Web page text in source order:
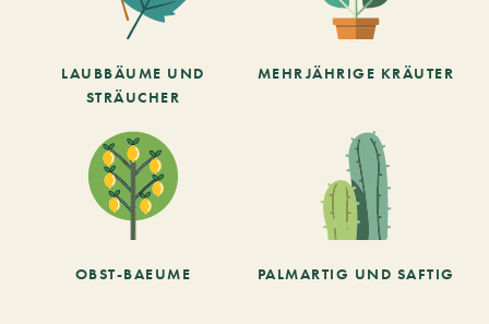
LAUBBÄUME UND
STRÄUCHER
MEHRJÄHRIGE KRÄUTER
OBST-BAEUME PALMARTIG UND SAFTIG